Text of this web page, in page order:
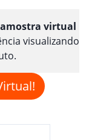
virtual
visualizando